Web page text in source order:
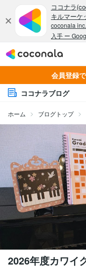
会員登録
ココナラブログ
ホーム ブログトップ
2026年度カワイ